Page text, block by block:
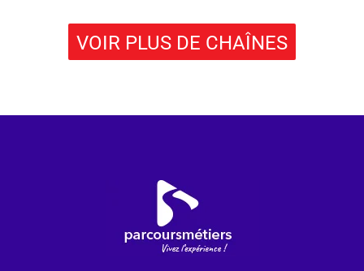
VOIR PLUS DE CHAÎNES